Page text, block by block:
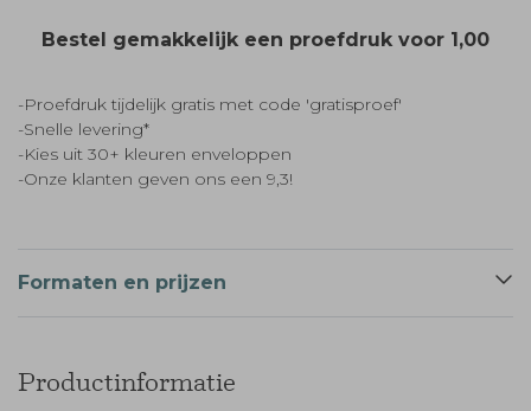
Bestel gemakkelijk een proefdruk voor 1,00
-Proefdruk tijdelijk gratis met code 'gratisproef'
-Snelle levering*
-Kies uit 30+ kleuren enveloppen
-Onze klanten geven ons een 9,3!
Formaten en prijzen
Productinformatie